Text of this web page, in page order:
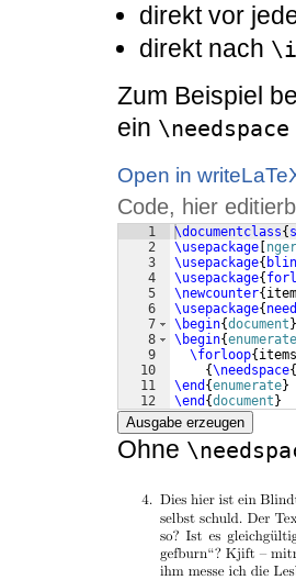
direkt vor
direkt nach
Zum Beispiel
ein \needspace
Open in
Code, hier
1
2
3
4
5
6
7
8
9
10
11
12
\documentclass{
\usepackage
\usepackage{
\usepackage{
\newcounter{
\usepackage{
\begin{document }
\begin{enumerate
\forloop{ items
{\needspace{
\end {enumerate}
\end {document }
Ausgabe erzeugen
Ohne